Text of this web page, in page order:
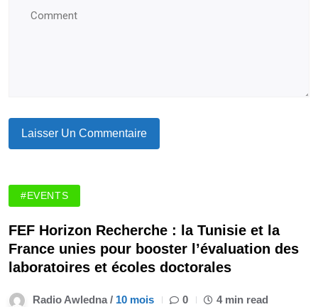
#EVENTS
FEF Horizon Recherche : la Tunisie et la
France unies pour booster l’évaluation des
laboratoires et écoles doctorales
Radio Awledna / 10 mois 0 4 min read